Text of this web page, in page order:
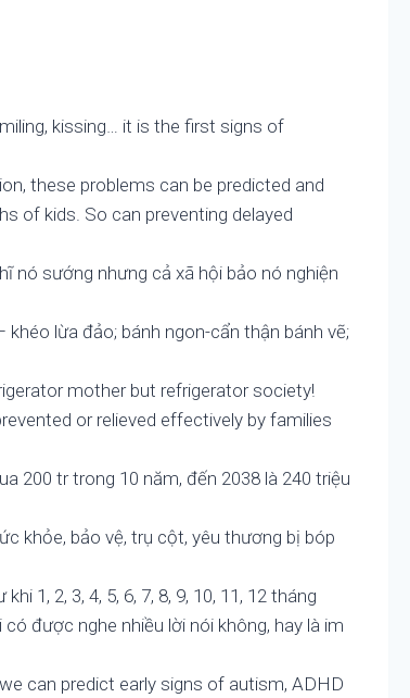
kissing… it is the first signs of
these problems can be predicted and
of kids. So can preventing delayed
nó sướng nhưng cả xã hội bảo nó nghiện
lừa đảo; bánh ngon-cẩn thận bánh vẽ;
mother but refrigerator society!
or relieved effectively by families
200 tr trong 10 năm, đến 2038 là 240 triệu
khỏe, bảo vệ, trụ cột, yêu thương bị bóp
1, 2, 3, 4, 5, 6, 7, 8, 9, 10, 11, 12 tháng
được nghe nhiều lời nói không, hay là im
can predict early signs of autism, ADHD